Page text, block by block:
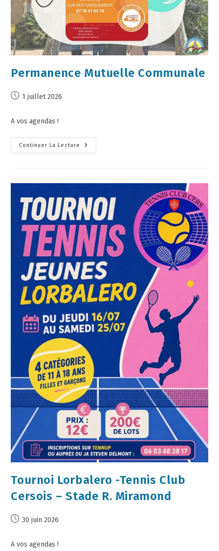
Permanence Mutuelle Communale
1 juillet 2026
A vos agendas !
Continuer La Lecture
Tournoi Lorbalero -Tennis Club
Cersois – Stade R. Miramond
30 juin 2026
A vos agendas !